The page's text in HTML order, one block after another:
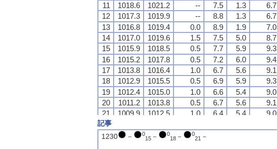
11
1018.6 1021.2 -- 7.5 1.3 6.7
12
1017.3 1019.9 -- 8.8 1.3 6.7
13
1016.8 1019.4 0.0 8.9 1.9 7.0
14
1017.0 1019.6 1.5 7.5 5.0 8.7
15
1015.9 1018.5 0.5 7.7 5.9 9.3
16
1015.2 1017.8 0.5 7.2 6.0 9.4
17
1013.8 1016.4 1.0 6.7 5.6 9.1
18
1012.9 1015.5 0.5 6.9 5.9 9.3
19
1012.4 1015.0 1.0 6.6 5.4 9.0
20
1011.2 1013.8 0.5 6.7 5.6 9.1
21
1009.9 1012.5 1.0 6.4 5.4 9.0
22
23
1008.0 1010.6 1.0
11
1018.6 1021.2 -- 7.5 1.3 6.7
12
1017.3 1019.9 -- 8.8 1.3 6.7
13
1016.8 1019.4 0.0 8.9 1.9 7.0
14
1017.0 1019.6 1.5 7.5 5.0 8.7
15
1015.9 1018.5 0.5 7.7 5.9 9.3
16
1015.2 1017.8 0.5 7.2 6.0 9.4
17
1013.8 1016.4 1.0 6.7 5.6 9.1
18
1012.9 1015.5 0.5 6.9 5.9 9.3
19
1012.4 1015.0 1.0 6.6 5.4 9.0
20
1011.2 1013.8 0.5 6.7 5.6 9.1
21
1009.9 1012.5 1.0 6.4 5.4 9.0
22
23
1008.0 1010.6 1.0
11
1018.6 1021.2 -- 7.5 1.3 6.7
12
1017.3 1019.9 -- 8.8 1.3 6.7
13
1016.8 1019.4 0.0 8.9 1.9 7.0
14
1017.0 1019.6 1.5 7.5 5.0 8.7
15
1015.9 1018.5 0.5 7.7 5.9 9.3
16
1015.2 1017.8 0.5 7.2 6.0 9.4
17
1013.8 1016.4 1.0 6.7 5.6 9.1
18
1012.9 1015.5 0.5 6.9 5.9 9.3
19
1012.4 1015.0 1.0 6.6 5.4 9.0
20
1011.2 1013.8 0.5 6.7 5.6 9.1
21
1009.9 1012.5 1.0 6.4 5.4 9.0
22
23
1008.0 1010.6 1.0
11
1018.6 1021.2 -- 7.5 1.3 6.7
12
1017.3 1019.9 -- 8.8 1.3 6.7
13
1016.8 1019.4 0.0 8.9 1.9 7.0
14
1017.0 1019.6 1.5 7.5 5.0 8.7
15
1015.9 1018.5 0.5 7.7 5.9 9.3
16
1015.2 1017.8 0.5 7.2 6.0 9.4
17
1013.8 1016.4 1.0 6.7 5.6 9.1
18
1012.9 1015.5 0.5 6.9 5.9 9.3
19
1012.4 1015.0 1.0 6.6 5.4 9.0
20
1011.2 1013.8 0.5 6.7 5.6 9.1
21
1009.9 1012.5 1.0 6.4 5.4 9.0
22
23
1008.0 1010.6 1.0
記事
1230
－ 0
15－ 0
18－ 0
21 －